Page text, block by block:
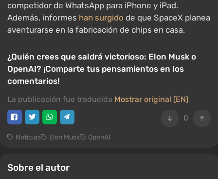
competidor de WhatsApp para iPhone y iPad.
Además, informes han surgido de que SpaceX planea
aventurarse en la fabricación de chips en casa.
¿Quién crees que saldrá victorioso: Elon Musk o
OpenAI? ¡Comparte tus pensamientos en los
comentarios!
La publicación fue traducida Mostrar original (EN)
0
Noticias Elon Musk OpenAI
Sobre el autor